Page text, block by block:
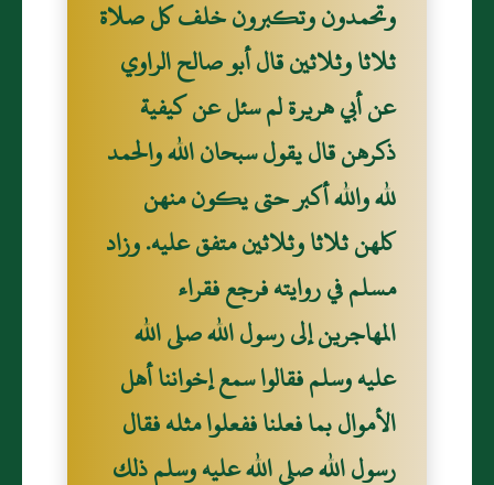
وتحمدون وتكبرون خلف كل صلاة
ثلاثا وثلاثين قال أبو صالح الراوي
عن أبي هريرة لم سئل عن كيفية
ذكرهن قال يقول سبحان الله والحمد
لله والله أكبر حتى يكون منهن
كلهن ثلاثا وثلاثين متفق عليه. وزاد
مسلم في روايته فرجع فقراء
المهاجرين إلى رسول الله صلى الله
عليه وسلم فقالوا سمع إخواننا أهل
الأموال بما فعلنا ففعلوا مثله فقال
رسول الله صلى الله عليه وسلم ذلك